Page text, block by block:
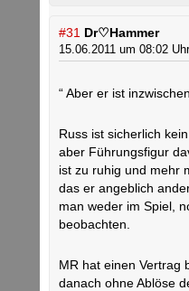
#31 Dr♡Hammer
15.06.2011 um 08:02 Uhr
“ Aber er ist
Russ ist sicherlich
aber Führungsfigur
ist zu ruhig und mehr
das er angeblich
man weder im Spiel,
beobachten.
MR hat einen Vertrag
danach ohne Ablöse